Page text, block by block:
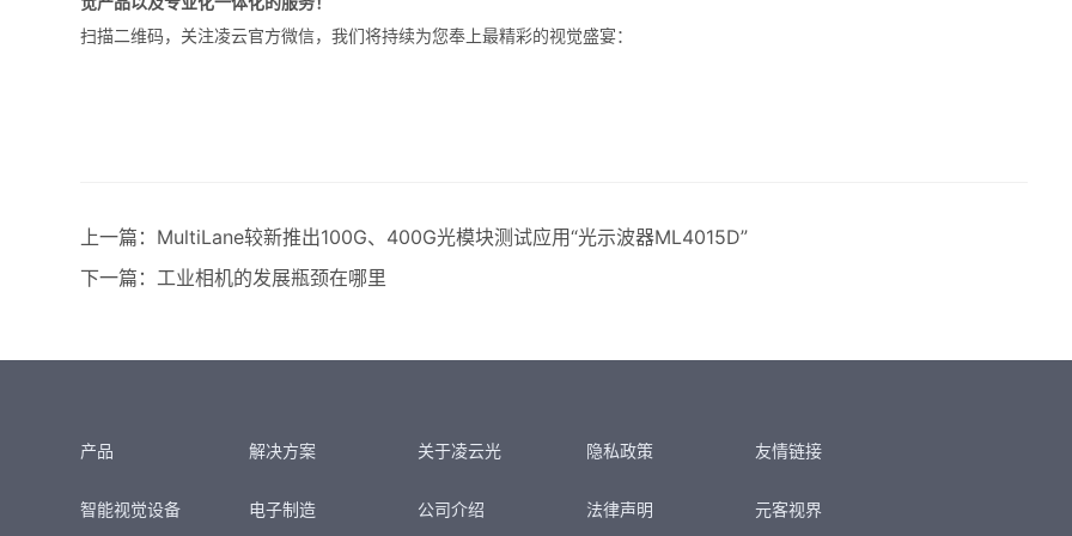
扫描二维码，关注凌云官方微信，我们将持续为您奉上最精彩的视觉盛宴：
上一篇： MultiLane较新推出100G、400G光模块测试应用“光示波器ML4015D”
下一篇：工业相机的发展瓶颈在哪里
产品
智能视觉设备
解决方案
电子制造
关于凌云光
公司介绍
隐私政策
法律声明
友情链接
元客视界